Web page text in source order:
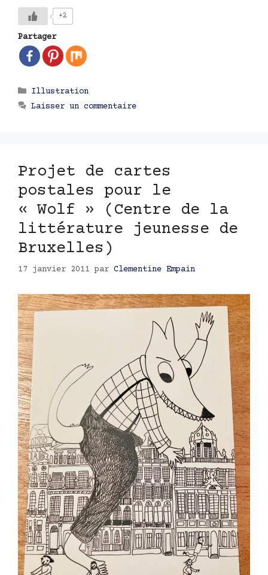
+2
Partager
Catégories
Illustration
Laisser un commentaire
Projet de cartes
postales pour le
« Wolf » (Centre de la
littérature jeunesse de
Bruxelles)
17 janvier 2011 par Clementine Empain